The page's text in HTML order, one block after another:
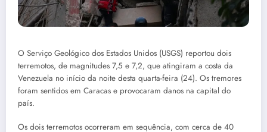
O Serviço Geológico dos Estados Unidos (USGS) reportou dois
terremotos, de magnitudes 7,5 e 7,2, que atingiram a costa da
Venezuela no início da noite desta quarta-feira (24). Os tremores
foram sentidos em Caracas e provocaram danos na capital do
país.
Os dois terremotos ocorreram em sequência, com cerca de 40